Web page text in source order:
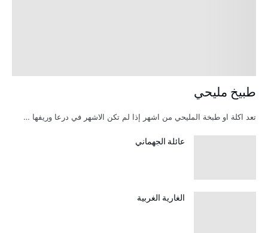
طبيخ مليحي
تعد اكلة او طبخة المليحي من اشهر إذا لم تكن الاشهر في درعا وريفها …
عائلة الجهماني
الغارية الغربية